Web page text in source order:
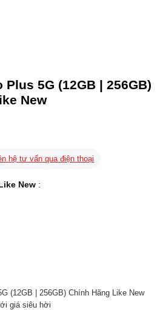
Plus 5G (12GB | 256GB)
New
hệ tư vấn qua điện thoại
New :
(12GB | 256GB) Chính Hãng Like New
giá siêu hời